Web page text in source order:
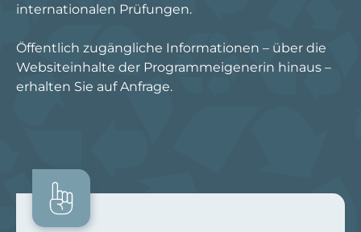
internationalen Prüfungen.
Öffentlich zugängliche Informationen – über die
Websiteinhalte der Programmeigenerin hinaus –
erhalten Sie auf Anfrage.